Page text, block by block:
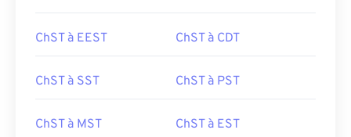
ChST à EEST ChST à CDT
ChST à SST ChST à PST
ChST à MST ChST à EST